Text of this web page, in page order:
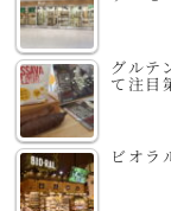
グルテ
て注目
ビオラ